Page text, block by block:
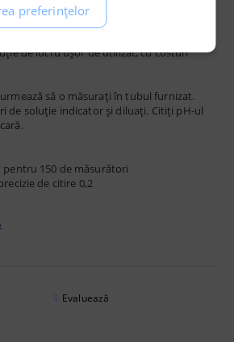
de lucru ușor de utilizat, cu costuri
să o măsurați în tubul furnizat.
de soluție indicator și diluați. Citiți pH-ul
150 de măsurători
de citire 0,2
Evaluează
preferințelor